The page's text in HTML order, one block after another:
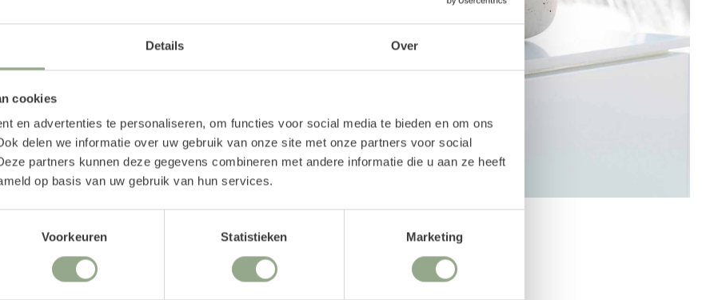
Details Over
cookies
en advertenties te personaliseren, om functies voor social media te bieden en om ons
delen we informatie over uw gebruik van onze site met onze partners voor social
partners kunnen deze gegevens combineren met andere informatie die u aan ze heeft
op basis van uw gebruik van hun services.
Voorkeuren Statistieken Marketing
pot? Neem dan een